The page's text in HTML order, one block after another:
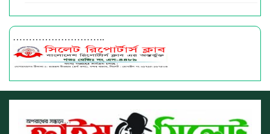
………………………..